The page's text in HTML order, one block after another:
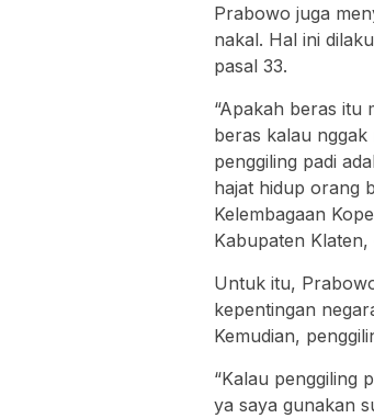
Prabowo juga
nakal. Hal ini
pasal 33.
“Apakah beras itu
beras kalau nggak
penggiling padi
hajat hidup orang
Kelembagaan
Kabupaten
Untuk itu,
kepentingan
Kemudian,
“Kalau penggiling
ya saya gunakan